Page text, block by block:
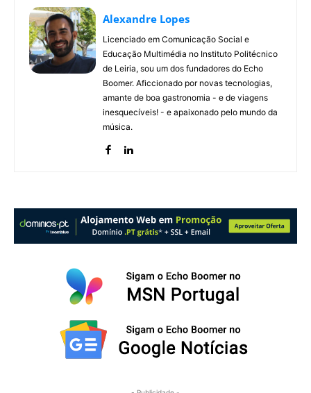
Alexandre Lopes
Licenciado em Comunicação Social e
Educação Multimédia no Instituto Politécnico
de Leiria, sou um dos fundadores do Echo
Boomer. Aficcionado por novas tecnologias,
amante de boa gastronomia - e de viagens
inesquecíveis! - e apaixonado pelo mundo da
música.